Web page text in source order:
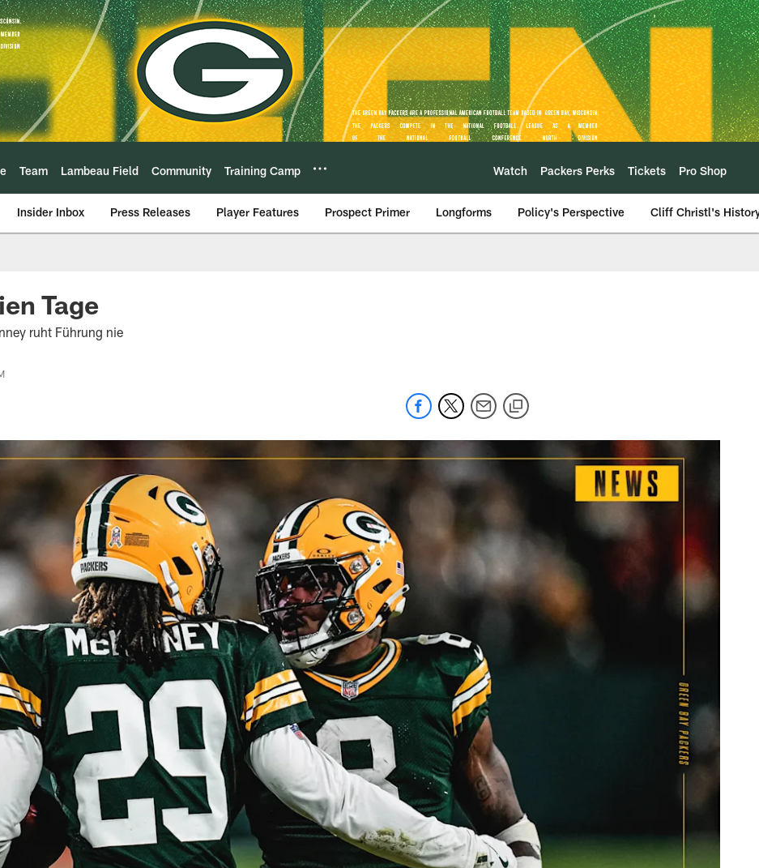
Team Lambeau Field Community Training Camp Watch Packers Perks Tickets Pro Shop
Insider Inbox Press Releases Player Features Prospect Primer Longforms Policy's Perspective Cliff Christl's
Tage
ruht Führung nie